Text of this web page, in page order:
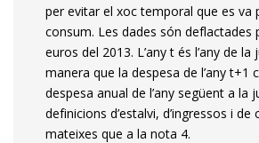
per evitar el xoc temporal que es va
consum. Les dades són deflactades
euros del 2013. L’any t és l’any de la
manera que la despesa de l’any t+1
despesa anual de l’any següent a la
definicions d’estalvi, d’ingressos i
mateixes que a la nota 4.